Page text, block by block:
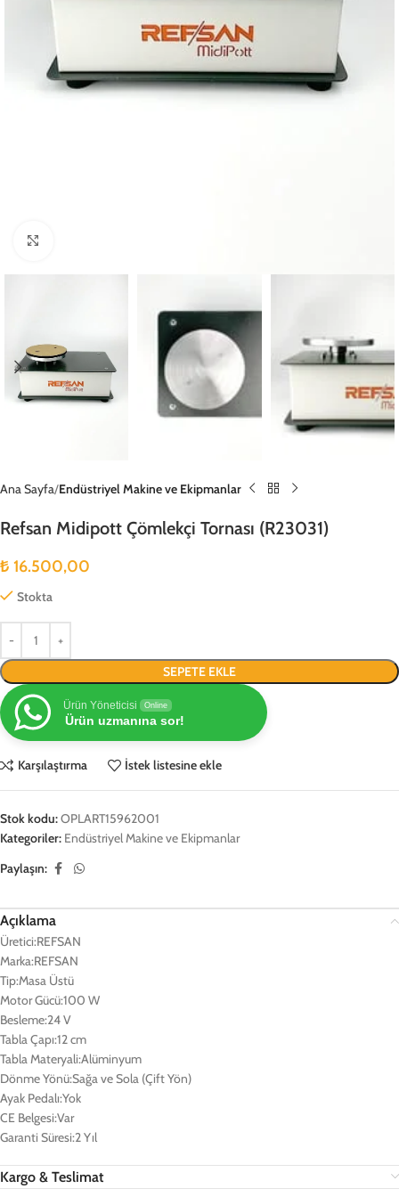
Ana Sayfa Endüstriyel Makine ve Ekipmanlar
Refsan Midipott Çömlekçi Tornası (R23031)
₺ 16.500,00
Stokta
SEPETE EKLE
Ürün Yöneticisi Online
Ürün uzmanına sor!
Karşılaştırma İstek listesine ekle
Stok kodu:OPLART15962001
Kategoriler: Endüstriyel Makine ve Ekipmanlar
Paylaşın:
Açıklama
Üretici:REFSAN
Marka:REFSAN
Tip:Masa Üstü
Motor Gücü:100 W
Besleme:24 V
Tabla Çapı:12 cm
Tabla Materyali:Alüminyum
Dönme Yönü:Sağa ve Sola (Çift Yön)
Ayak Pedalı:Yok
CE Belgesi:Var
Garanti Süresi:2 Yıl
Kargo & Teslimat